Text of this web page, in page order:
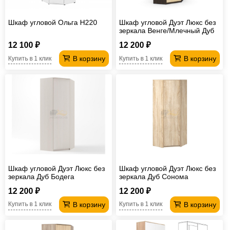
Шкаф угловой Ольга H220
12 100 ₽
В корзину
Купить в 1 клик
Шкаф угловой Дуэт Люкс без
зеркала Венге/Млечный Дуб
12 200 ₽
В корзину
Купить в 1 клик
Шкаф угловой Дуэт Люкс без
зеркала Дуб Бодега
12 200 ₽
В корзину
Купить в 1 клик
Шкаф угловой Дуэт Люкс без
зеркала Дуб Сонома
12 200 ₽
В корзину
Купить в 1 клик